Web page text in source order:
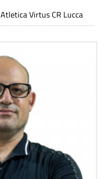
Atletica Virtus CR Lucca